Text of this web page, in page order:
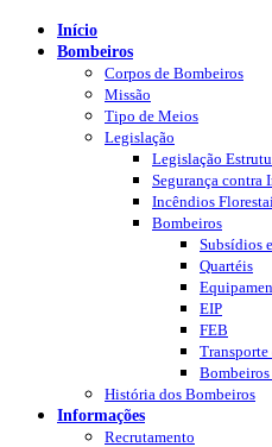
Início
Bombeiros
Corpos de Bombeiros
Missão
Tipo de Meios
Legislação
Legislação
Segurança contra
Incêndios
Bombeiros
Subsídios
Quartéis
EIP
FEB
Transporte
História dos Bombeiros
Informações
Recrutamento